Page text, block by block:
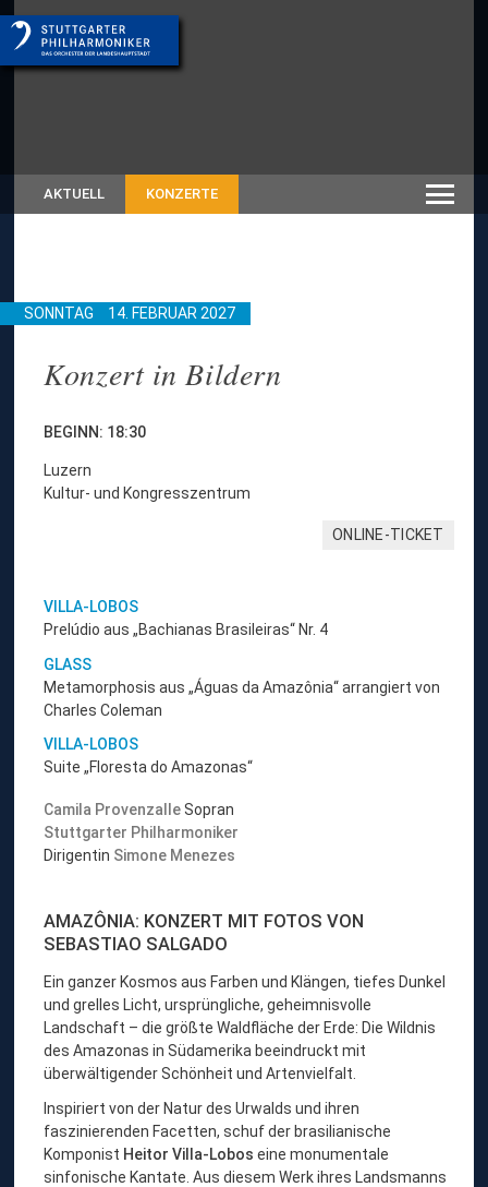
AKTUELL KONZERTE
SONNTAG 14. FEBRUAR 2027
Konzert in Bildern
BEGINN: 18:30
Luzern
Kultur- und Kongresszentrum
ONLINE-TICKET
VILLA-LOBOS
Prelúdio aus „Bachianas Brasileiras“ Nr. 4
GLASS
Metamorphosis aus „Águas da Amazônia“ arrangiert von
Charles Coleman
VILLA-LOBOS
Suite „Floresta do Amazonas“
Camila ProvenzalleSopran
Stuttgarter Philharmoniker
Dirigentin Simone Menezes
AMAZÔNIA: KONZERT MIT FOTOS VON
SEBASTIAO SALGADO
Ein ganzer Kosmos aus Farben und Klängen, tiefes Dunkel
und grelles Licht, ursprüngliche, geheimnisvolle
Landschaft – die größte Waldfläche der Erde: Die Wildnis
des Amazonas in Südamerika beeindruckt mit
überwältigender Schönheit und Artenvielfalt.
Inspiriert von der Natur des Urwalds und ihren
faszinierenden Facetten, schuf der brasilianische
Komponist Heitor Villa-Loboseine monumentale
sinfonische Kantate. Aus diesem Werk ihres Landsmanns